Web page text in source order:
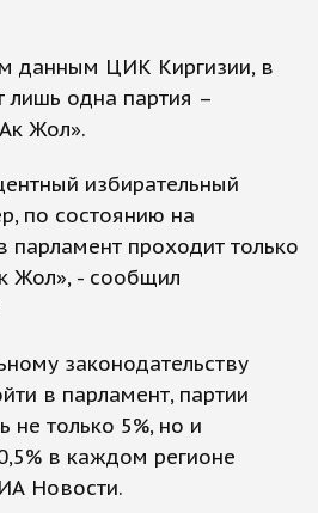
данным ЦИК Киргизии, в
лишь одна партия –
Жол».
избирательный
по состоянию на
проходит только
Жол», - сообщил
законодательству
в парламент, партии
не только 5%, но и
в каждом регионе
Новости.